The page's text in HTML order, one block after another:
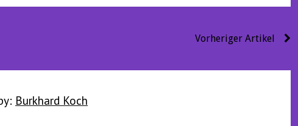
Vorheriger Artikel
Burkhard Koch